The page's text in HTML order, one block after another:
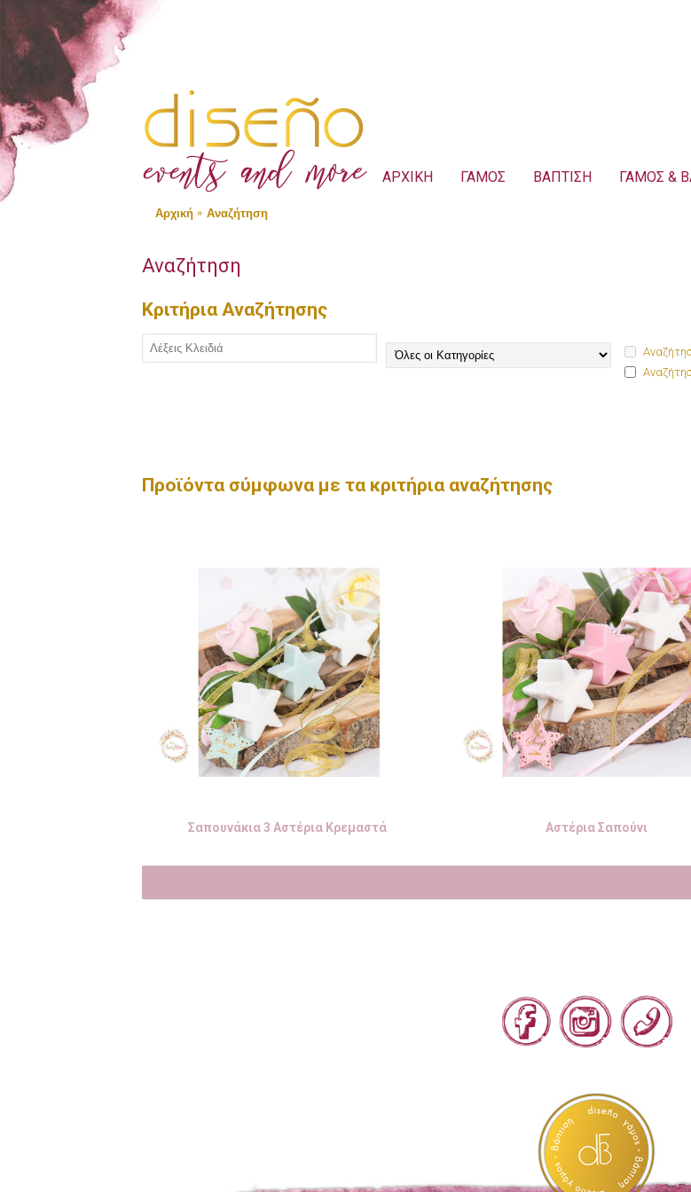
ΑΡΧΙΚΗ ΓΑΜΟΣ ΒΑΠΤΙΣΗ ΓΑΜΟΣ &
Αρχική Αναζήτηση
Αναζήτηση
Κριτήρια Αναζήτησης
Προϊόντα σύμφωνα με τα κριτήρια αναζήτησης
Σαπουνάκια 3 Αστέρια Κρεμαστά Αστέρια Σαπούνι